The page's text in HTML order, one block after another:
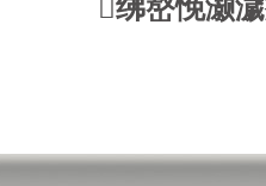
绋嶅悗灏